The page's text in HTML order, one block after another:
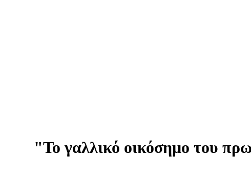
"Το γαλλικό οικόσημο του